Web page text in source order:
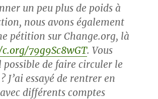
un peu plus de poids à
nous avons également
pétition sur Change.org, là
79g9Sc8wGT. Vous
de faire circuler le
J’ai essayé de rentrer en
différents comptes